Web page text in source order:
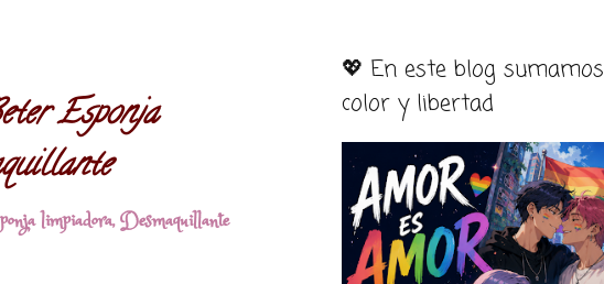
Esponja
limpiadora, Desmaquillante
💖 En este blog sumamos
color y libertad